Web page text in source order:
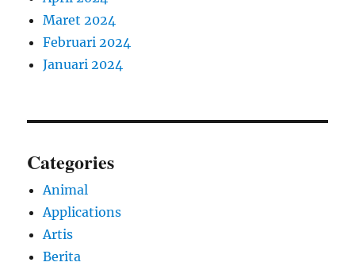
Maret 2024
Februari 2024
Januari 2024
Categories
Animal
Applications
Artis
Berita